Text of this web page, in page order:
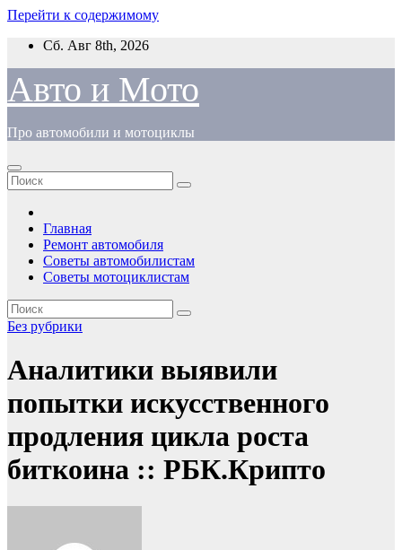
Перейти к содержимому
Сб. Авг 8th, 2026
Авто и Мото
Про автомобили и мотоциклы
Главная
Ремонт автомобиля
Советы автомобилистам
Советы мотоциклистам
Без рубрики
Аналитики выявили
попытки искусственного
продления цикла роста
биткоина :: РБК.Крипто